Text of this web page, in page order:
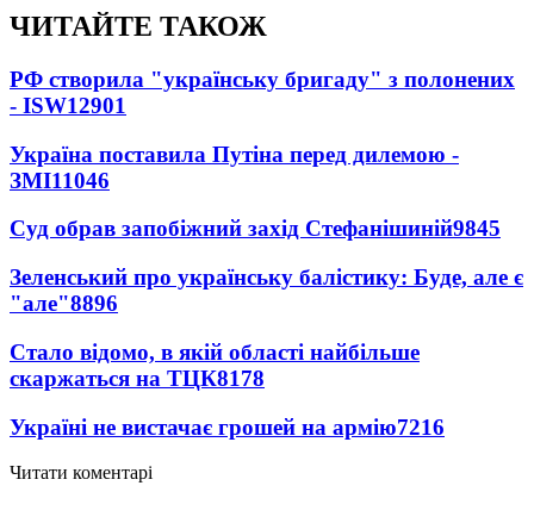
ЧИТАЙТЕ ТАКОЖ
РФ створила "українську бригаду" з полонених
- ISW12901
Україна поставила Путіна перед дилемою -
ЗМІ11046
Суд обрав запобіжний захід Стефанішиній9845
Зеленський про українську балістику: Буде, але є
"але"8896
Стало відомо, в якій області найбільше
скаржаться на ТЦК8178
Україні не вистачає грошей на армію7216
Читати коментарі